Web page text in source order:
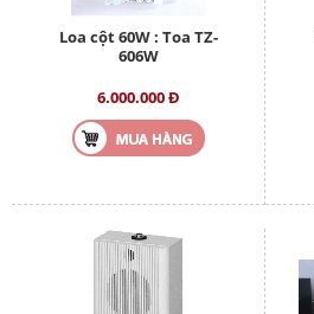
Loa cột 60W : Toa TZ-
606W
6.000.000 Đ